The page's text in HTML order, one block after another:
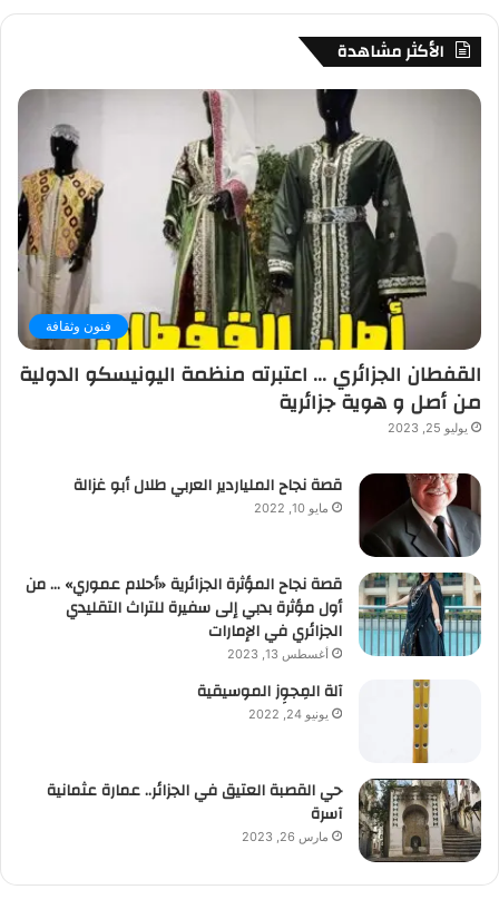
الأكثر مشاهدة
فنون وثقافة
القفطان الجزائري … اعتبرته منظمة اليونيسكو الدولية
من أصل و هوية جزائرية
يوليو 25, 2023
قصة نجاح الملياردير العربي طلال أبو غزالة
مايو 10, 2022
قصة نجاح المؤثرة الجزائرية «أحلام عموري» … من
أول مؤثرة بدبي إلى سفيرة للتراث التقليدي
الجزائري في الإمارات
أغسطس 13, 2023
آلة المِجوِز الموسيقية‎‎
يونيو 24, 2022
حي القصبة العتيق في الجزائر.. عمارة عثمانية
آسرة
مارس 26, 2023